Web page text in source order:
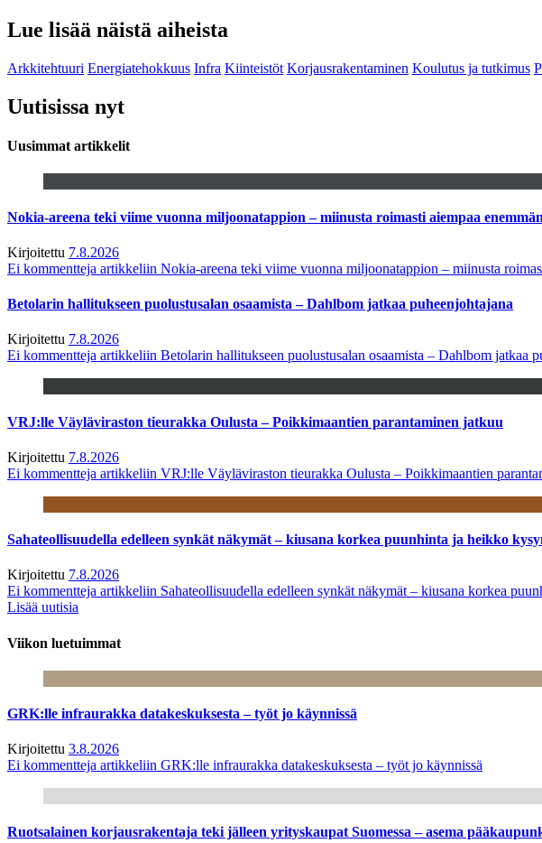
Lue lisää näistä aiheista
Arkkitehtuuri Energiatehokkuus Infra Kiinteistöt Korjausrakentaminen Koulutus ja tutkimus
Uutisissa nyt
Uusimmat artikkelit
Nokia-areena teki viime vuonna miljoonatappion – miinusta roimasti aiempaa enemmän
Kirjoitettu 7.8.2026
Ei kommentteja artikkeliin Nokia-areena teki viime vuonna miljoonatappion – miinusta
Betolarin hallitukseen puolustusalan osaamista – Dahlbom jatkaa puheenjohtajana
Kirjoitettu 7.8.2026
Ei kommentteja artikkeliin Betolarin hallitukseen puolustusalan osaamista – Dahlbom jatkaa
VRJ:lle Väyläviraston tieurakka Oulusta – Poikkimaantien parantaminen jatkuu
Kirjoitettu 7.8.2026
Ei kommentteja artikkeliin VRJ:lle Väyläviraston tieurakka Oulusta – Poikkimaantien
Sahateollisuudella edelleen synkät näkymät – kiusana korkea puunhinta ja heikko
Kirjoitettu 7.8.2026
Ei kommentteja artikkeliin Sahateollisuudella edelleen synkät näkymät – kiusana korkea
Lisää uutisia
Viikon luetuimmat
GRK:lle infraurakka datakeskuksesta – työt jo käynnissä
Kirjoitettu 3.8.2026
Ei kommentteja artikkeliin GRK:lle infraurakka datakeskuksesta – työt jo käynnissä
Ruotsalainen korjausrakentaja teki jälleen yrityskaupat Suomessa – asema